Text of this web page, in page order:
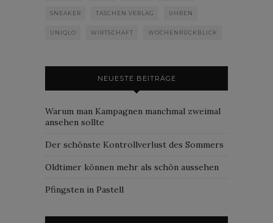
SNEAKER TASCHEN VERLAG UHREN
UNIQLO WIRTSCHAFT WOCHENRÜCKBLICK
NEUESTE BEITRÄGE
Warum man Kampagnen manchmal zweimal
ansehen sollte
Der schönste Kontrollverlust des Sommers
Oldtimer können mehr als schön aussehen
Pfingsten in Pastell